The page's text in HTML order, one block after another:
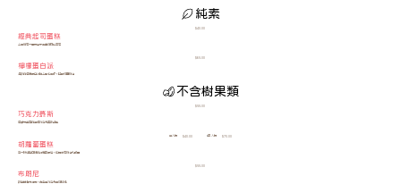
$40.00
純素
經典起司蛋糕
上面鋪有一層覆盆子果醬和切片草莓
檸檬蛋白派
清新的檸檬蛋白派加上開心果碎，搭配綿密奶油
不含樹果類
巧克力慕斯
精緻而豐富的招牌巧克力慕斯甜點
單人份 $40.00 雙人份 $70.00
胡蘿蔔蛋糕
帶一抹特色口味的胡蘿蔔蛋糕，中間夾有奶油乳酪霜
布朗尼
新鮮出爐布朗尼，內含黑巧克力豆和核桃